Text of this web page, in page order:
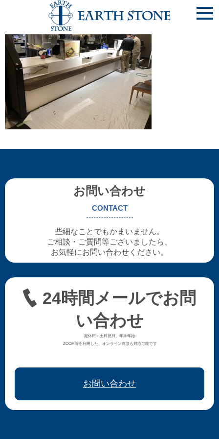
お問い合わせ
CONTACT
些細なことでもかまいません。
ご相談・ご質問等ございましたら、
お気軽にお問い合わせください。
24時間メールでお問
い合わせ
定休日：土日祝日、年末年始
ZOOM等を利用した、オンライン商談も対応可能です
お問い合わせ